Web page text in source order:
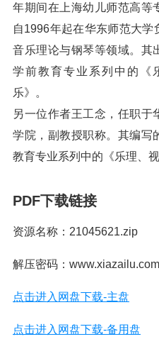
年期间在上海幼儿师范高等
自1996年起在华东师范大
音乐理论与钢琴等领域。其
学前教育专业系列中的《
乐》。
另一位作者王工念，任职于
学院，副教授职称。其编写
教育专业系列中的《乐理、视
PDF下载链接
资源名称：21045621.zip
解压密码：www.xiazailu.com
点击进入网盘下载-主盘
点击进入网盘下载-备用盘